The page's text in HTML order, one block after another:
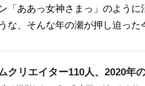
「ああっ女神さまっ」のよう
な、そんな年の瀬が押し迫った